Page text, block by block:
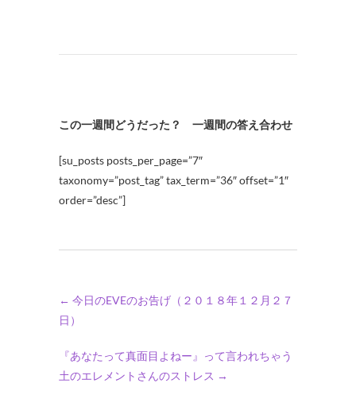
この一週間どうだった？ 一週間の答え合わせ
[su_posts posts_per_page=”7″
taxonomy=”post_tag” tax_term=”36″ offset=”1″
order=”desc”]
← 今日のEVEのお告げ（２０１８年１２月２７
日）
『あなたって真面目よねー』って言われちゃう
土のエレメントさんのストレス →